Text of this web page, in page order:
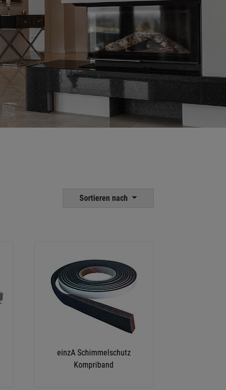
Sortieren nach
einzA Schimmelschutz
Kompriband